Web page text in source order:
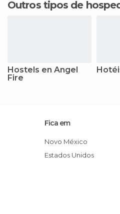
Outros tipos de
Hostels en Angel
Fire
Fica em
Novo México
Estados Unidos